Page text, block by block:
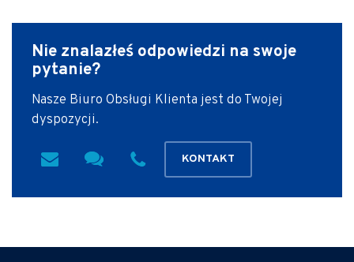
Nie znalazłeś odpowiedzi na swoje
pytanie?
Nasze Biuro Obsługi Klienta jest do Twojej
dyspozycji.
KONTAKT